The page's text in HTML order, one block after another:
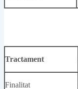
Tractament
Finalitat